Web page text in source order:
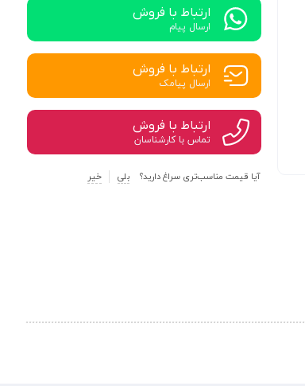
ارتباط با فروش
ارسال پیام
ارتباط با فروش
ارسال پیامک
ارتباط با فروش
تماس با کارشناسان
آیا قیمت مناسب‌تری سراغ دارید؟ بلی خیر